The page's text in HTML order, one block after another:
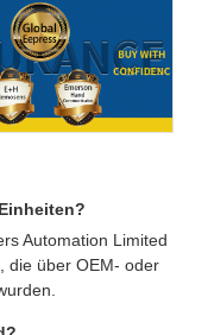
Automation Limited
die über OEM- oder